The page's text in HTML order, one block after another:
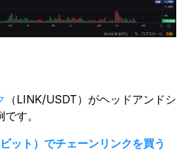
（LINK/USDT）がヘッドアンドシ
す。
ット）でチェーンリンクを買う